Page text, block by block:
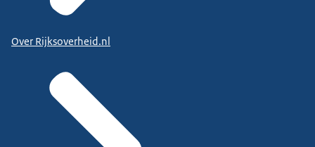
Over Rijksoverheid.nl